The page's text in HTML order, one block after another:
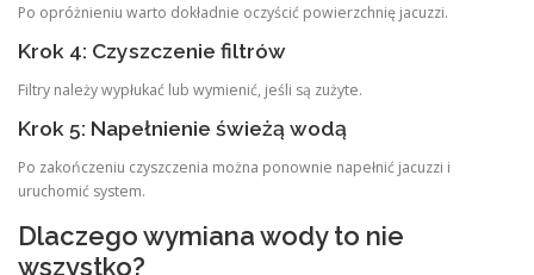
Po opróżnieniu warto dokładnie oczyścić powierzchnię jacuzzi.
Krok 4: Czyszczenie filtrów
Filtry należy wypłukać lub wymienić, jeśli są zużyte.
Krok 5: Napełnienie świeżą wodą
Po zakończeniu czyszczenia można ponownie napełnić jacuzzi i
uruchomić system.
Dlaczego wymiana wody to nie
wszystko?